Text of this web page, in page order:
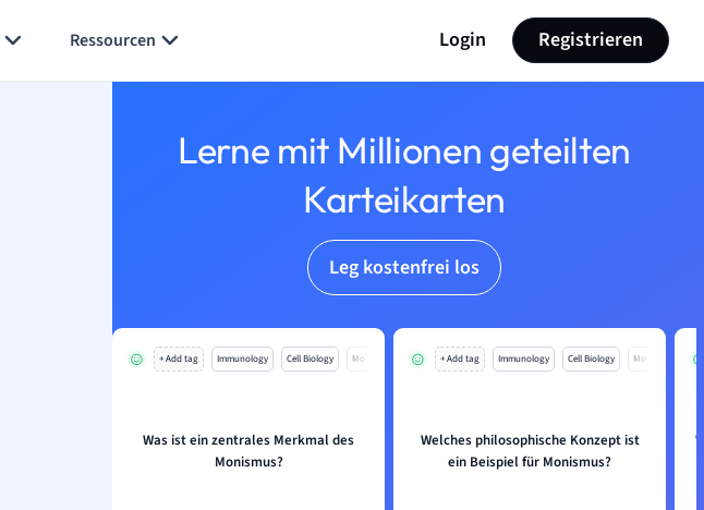
Ressourcen Login Registrieren
Lerne mit Millionen geteilten
Karteikarten
Leg kostenfrei los
+ Add tag Immunology Cell Biology Mo
Was ist ein zentrales Merkmal des
Monismus?
+ Add tag Immunology Cell Biology Mo
Welches philosophische Konzept ist
ein Beispiel für Monismus?